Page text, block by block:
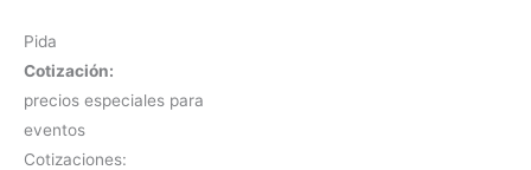
Pida
Cotización:
precios especiales para
eventos
Cotizaciones: